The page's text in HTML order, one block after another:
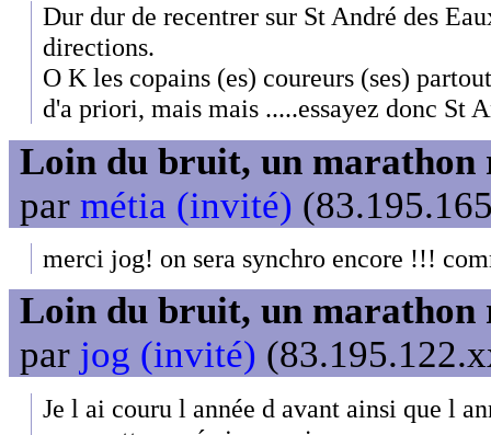
Dur dur de recentrer sur St André des
directions.
O K les copains (es) coureurs (ses)
d'a priori, mais mais .....essayez donc St
Loin du bruit, un marathon
par métia (invité)
merci jog! on sera synchro encore !!!
Loin du bruit, un marathon
par jog (invité)
Je l ai couru l année d avant ainsi que l